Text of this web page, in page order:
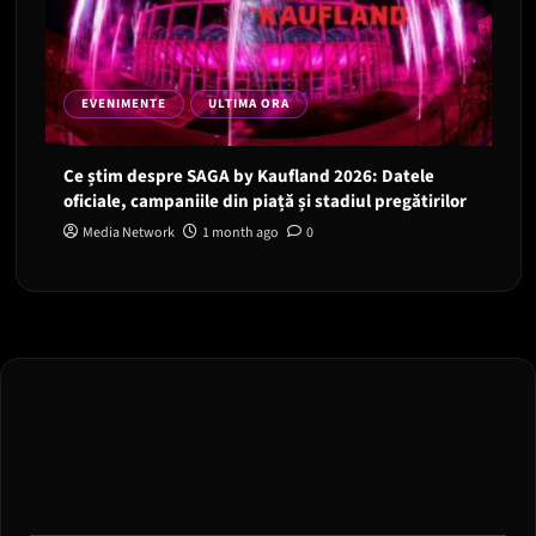
EVENIMENTE ULTIMA ORA
Ce știm despre SAGA by Kaufland 2026: Datele
oficiale, campaniile din piață și stadiul pregătirilor
Media Network 1 month ago 0